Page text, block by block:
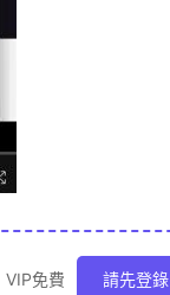
VIP免費 請先登錄